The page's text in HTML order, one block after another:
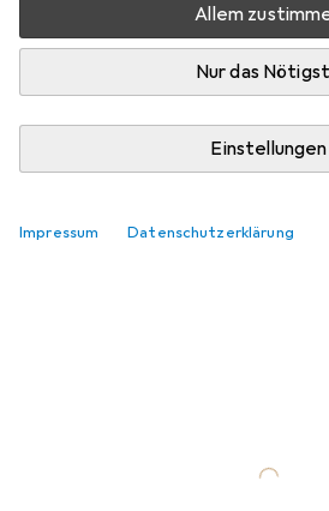
Allem
Nur das
Einstellungen
Impressum Datenschutzerklärung